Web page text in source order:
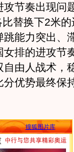
节奏出现问
替换下2米
能力突出、
排的进攻节
由人战术，
优势最终保
搜狐图片库